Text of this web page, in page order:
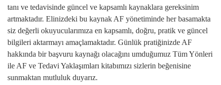
tanı ve tedavisinde güncel ve kapsamlı kaynaklara gereksinim
artmaktadır. Elinizdeki bu kaynak AF yönetiminde her basamakta
siz değerli okuyucularımıza en kapsamlı, doğru, pratik ve güncel
bilgileri aktarmayı amaçlamaktadır. Günlük pratiğinizde AF
hakkında bir başvuru kaynağı olacağını umduğumuz Tüm Yönleri
ile AF ve Tedavi Yaklaşımları kitabımızı sizlerin beğenisine
sunmaktan mutluluk duyarız.